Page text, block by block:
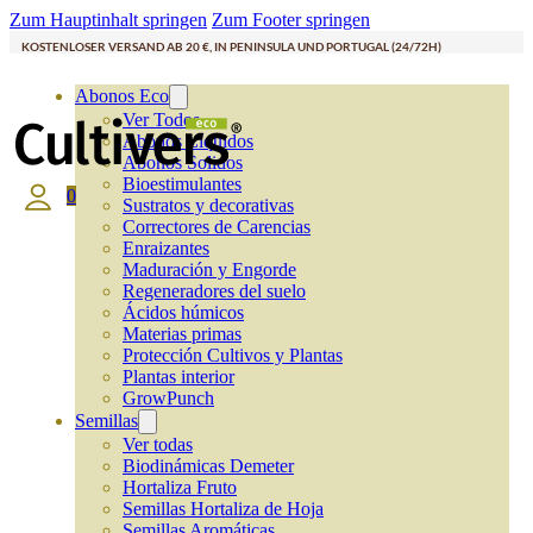
Zum Hauptinhalt springen Zum Footer springen
KOSTENLOSER VERSAND AB 20 €, IN PENINSULA UND PORTUGAL (24/72H)
Abonos Eco
Ver Todos
Abonos Líquidos
Abonos Solidos
Bioestimulantes
Sustratos y decorativas
Correctores de Carencias
Enraizantes
Maduración y Engorde
Regeneradores del suelo
Ácidos húmicos
Materias primas
Protección Cultivos y Plantas
Plantas interior
GrowPunch
Semillas
Ver todas
Biodinámicas Demeter
Hortaliza Fruto
Semillas Hortaliza de Hoja
0